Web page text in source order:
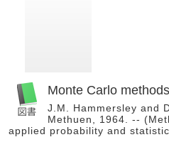
Monte Carlo methods
J.M. Hammersley and
Methuen, 1964. --
applied probability and